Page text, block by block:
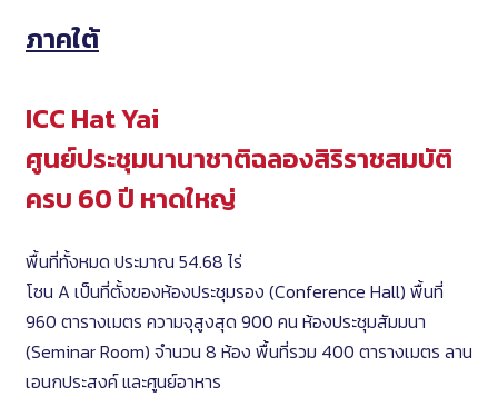
ภาคใต้
ICC Hat Yai
ศูนย์ประชุมนานาชาติฉลองสิริราชสมบัติ
ครบ 60 ปี หาดใหญ่
พื้นที่ทั้งหมด ประมาณ 54.68 ไร่
โซน A เป็นที่ตั้งของห้องประชุมรอง (Conference Hall) พื้นที่
960 ตารางเมตร ความจุสูงสุด 900 คน ห้องประชุมสัมมนา
(Seminar Room) จำนวน 8 ห้อง พื้นที่รวม 400 ตารางเมตร ลาน
เอนกประสงค์ และศูนย์อาหาร